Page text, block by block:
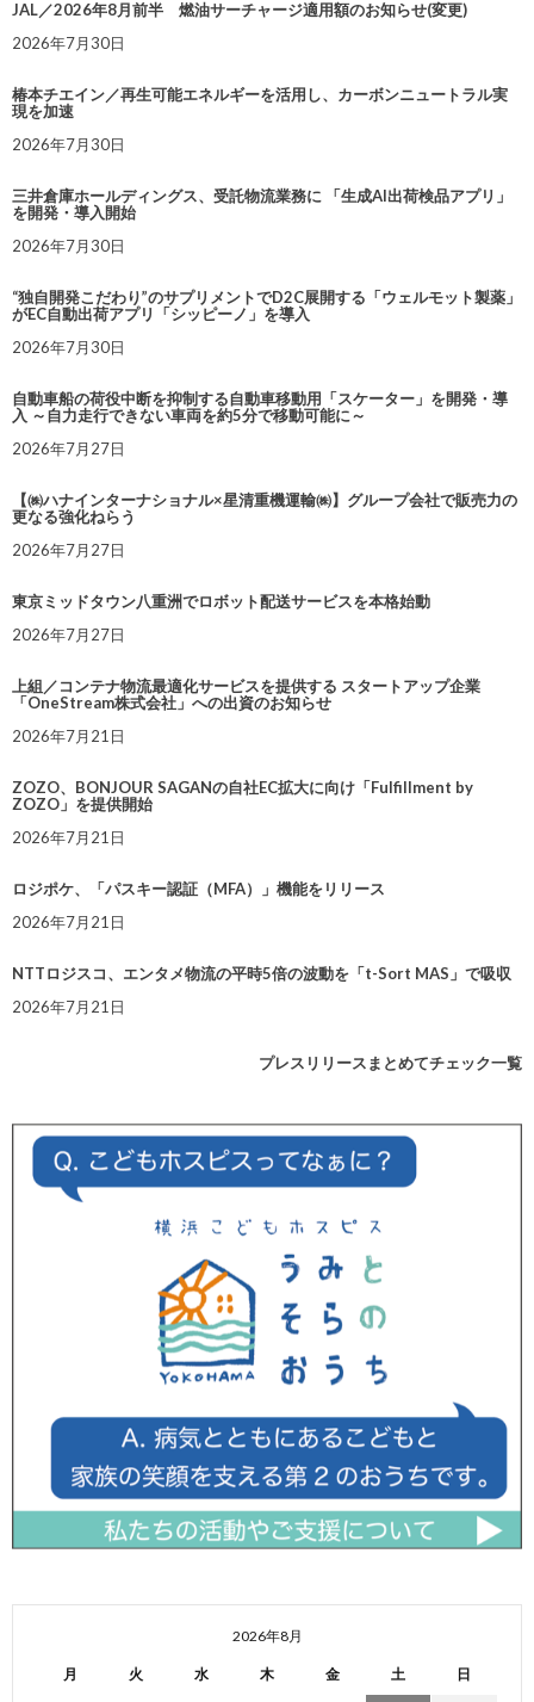
JAL／2026年8月前半 燃油サーチャージ適用額のお知らせ(変更)
2026年7月30日
椿本チエイン／再生可能エネルギーを活用し、カーボンニュートラル実
現を加速
2026年7月30日
三井倉庫ホールディングス、受託物流業務に 「生成AI出荷検品アプリ」
を開発・導入開始
2026年7月30日
“独自開発こだわり”のサプリメントでD2C展開する「ウェルモット製薬」
がEC自動出荷アプリ「シッピーノ」を導入
2026年7月30日
自動車船の荷役中断を抑制する自動車移動用「スケーター」を開発・導
入 ～自力走行できない車両を約5分で移動可能に～
2026年7月27日
【㈱ハナインターナショナル×星清重機運輸㈱】グループ会社で販売力の
更なる強化ねらう
2026年7月27日
東京ミッドタウン八重洲でロボット配送サービスを本格始動
2026年7月27日
上組／コンテナ物流最適化サービスを提供する スタートアップ企業
「OneStream株式会社」への出資のお知らせ
2026年7月21日
ZOZO、BONJOUR SAGANの自社EC拡大に向け「Fulfillment by
ZOZO」を提供開始
2026年7月21日
ロジポケ、「パスキー認証（MFA）」機能をリリース
2026年7月21日
NTTロジスコ、エンタメ物流の平時5倍の波動を「t-Sort MAS」で吸収
2026年7月21日
プレスリリースまとめてチェック一覧
2026年8月
月 火 水 木 金 土 日